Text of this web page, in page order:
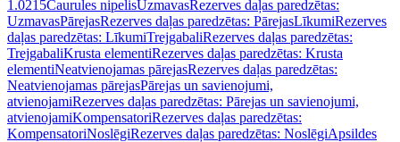
1.0215Caurules nipelisUzmavasRezerves daļas paredzētas:
UzmavasPārejasRezerves daļas paredzētas: PārejasLīkumiRezerves
daļas paredzētas: LīkumiTrejgabaliRezerves daļas paredzētas:
TrejgabaliKrusta elementiRezerves daļas paredzētas: Krusta
elementiNeatvienojamas pārejasRezerves daļas paredzētas:
Neatvienojamas pārejasPārejas un savienojumi,
atvienojamiRezerves daļas paredzētas: Pārejas un savienojumi,
atvienojamiKompensatoriRezerves daļas paredzētas:
KompensatoriNoslēgiRezerves daļas paredzētas: NoslēgiApsildes